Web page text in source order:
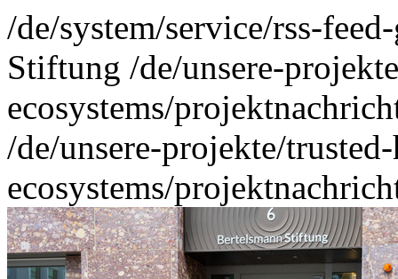
/de/system/service/rss-
Stiftung /de/unsere-
ecosystems/
/de/unsere-projekte/
ecosystems/